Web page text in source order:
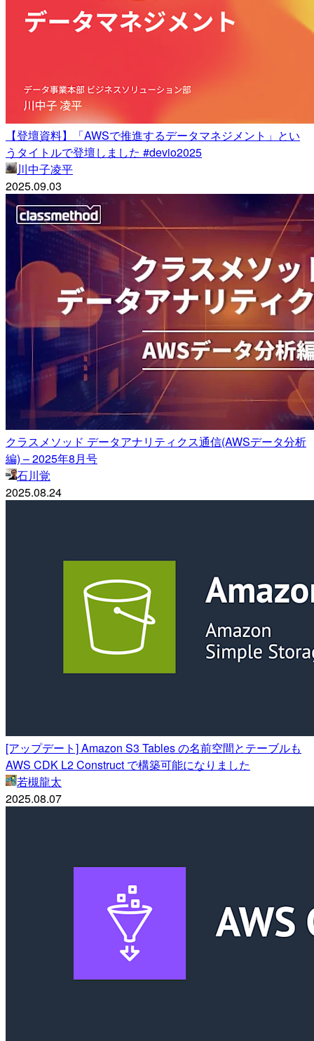
【登壇資料】「AWSで推進するデータマネジメント」とい
うタイトルで登壇しました #devio2025
川中子凌平
2025.09.03
クラスメソッド データアナリティクス通信(AWSデータ分析
編) – 2025年8月号
石川覚
2025.08.24
[アップデート] Amazon S3 Tables の名前空間とテーブルも
AWS CDK L2 Construct で構築可能になりました
若槻龍太
2025.08.07